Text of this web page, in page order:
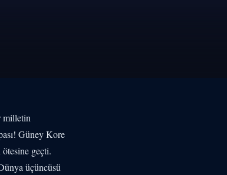
milletin
Güney Kore
geçti.
üçüncüsü